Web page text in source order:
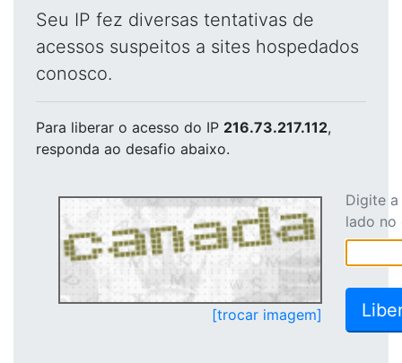
Seu IP fez diversas tentativas de
acessos suspeitos a sites hospedados
conosco.
Para liberar o acesso do IP 216.73.217.112,
responda ao desafio abaixo.
[trocar imagem]
Digite
lado no